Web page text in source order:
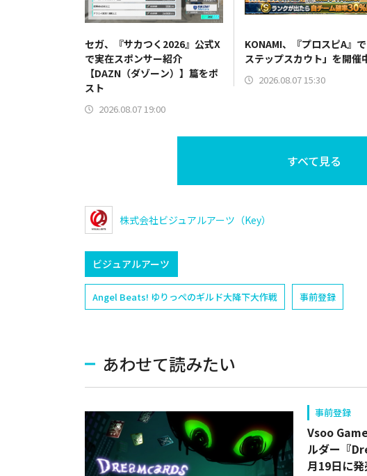
セガ、『サカつく2026』公式X
で実在スポンサー紹介
【DAZN（ダゾーン）】篇をポ
スト
2026.08.07 19:00
KONAMI、『プロスピA』
ステップスカウト」を開催
2026.08.07 15:30
すべて見る
株式会社ビジュアルアーツ（Key）
ビジュアルアーツ
Angel Beats! ゆりっぺのギルド大降下大作戦 事前登録
あわせて読みたい
事前登録
Vsoo
ルダー『
月19日に